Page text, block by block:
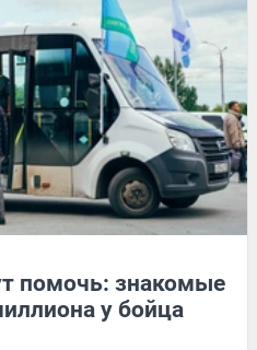
помочь: знакомые
у бойца